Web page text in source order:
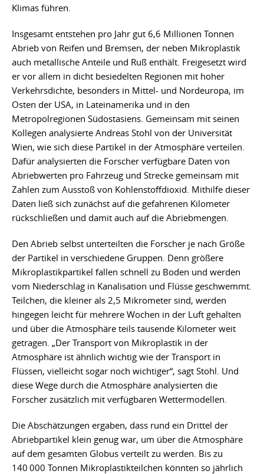
Klimas führen.
Insgesamt entstehen pro Jahr gut 6,6 Millionen Tonnen
Abrieb von Reifen und Bremsen, der neben Mikroplastik
auch metallische Anteile und Ruß enthält. Freigesetzt wird
er vor allem in dicht besiedelten Regionen mit hoher
Verkehrsdichte, besonders in Mittel- und Nordeuropa, im
Osten der USA, in Lateinamerika und in den
Metropolregionen Südostasiens. Gemeinsam mit seinen
Kollegen analysierte Andreas Stohl von der Universität
Wien, wie sich diese Partikel in der Atmosphäre verteilen.
Dafür analysierten die Forscher verfügbare Daten von
Abriebwerten pro Fahrzeug und Strecke gemeinsam mit
Zahlen zum Ausstoß von Kohlenstoffdioxid. Mithilfe dieser
Daten ließ sich zunächst auf die gefahrenen Kilometer
rückschließen und damit auch auf die Abriebmengen.
Den Abrieb selbst unterteilten die Forscher je nach Größe
der Partikel in verschiedene Gruppen. Denn größere
Mikroplastikpartikel fallen schnell zu Boden und werden
vom Niederschlag in Kanalisation und Flüsse geschwemmt.
Teilchen, die kleiner als 2,5 Mikrometer sind, werden
hingegen leicht für mehrere Wochen in der Luft gehalten
und über die Atmosphäre teils tausende Kilometer weit
getragen. „Der Transport von Mikroplastik in der
Atmosphäre ist ähnlich wichtig wie der Transport in
Flüssen, vielleicht sogar noch wichtiger“, sagt Stohl. Und
diese Wege durch die Atmosphäre analysierten die
Forscher zusätzlich mit verfügbaren Wettermodellen.
Die Abschätzungen ergaben, dass rund ein Drittel der
Abriebpartikel klein genug war, um über die Atmosphäre
auf dem gesamten Globus verteilt zu werden. Bis zu
140 000 Tonnen Mikroplastikteilchen könnten so jährlich